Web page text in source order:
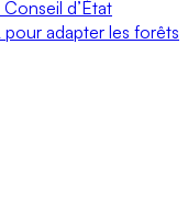
d’État
pour adapter les forêts